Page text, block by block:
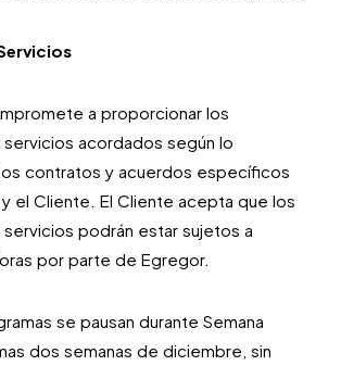
a proporcionar los
acordados según lo
contratos y acuerdos específicos
el Cliente. El Cliente acepta que los
podrán estar sujetos a
por parte de Egregor.
se pausan durante Semana
dos semanas de diciembre, sin